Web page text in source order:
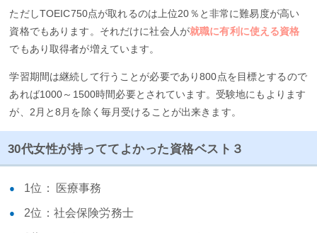
ただしTOEIC750点が取れるのは上位20％と非常に難易度が高い
資格でもあります。それだけに社会人が就職に有利に使える資格
でもあり取得者が増えています。
学習期間は継続して行うことが必要であり800点を目標とするので
あれば1000～1500時間必要とされています。受験地にもよります
が、2月と8月を除く毎月受けることが出来きます。
30代女性が持っててよかった資格ベスト３
1位： 医療事務
2位：社会保険労務士